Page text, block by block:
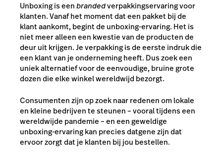
Unboxing is eenbrandedverpakkingservaring voor
klanten. Vanaf het moment dat een pakket bij de
klant aankomt, begint de unboxing-ervaring. Het is
niet meer alleen een kwestie van de producten de
deur uit krijgen. Je verpakking is de eerste indruk die
een klant van je onderneming heeft. Dus zoek een
uniek alternatief voor de eenvoudige, bruine grote
dozen die elke winkel wereldwijd bezorgt.
Consumenten zijn op zoek naar redenen om lokale
en kleine bedrijven te steunen – vooral tijdens een
wereldwijde pandemie – en een geweldige
unboxing-ervaring kan precies datgene zijn dat
ervoor zorgt dat je klanten bij jou bestellen.